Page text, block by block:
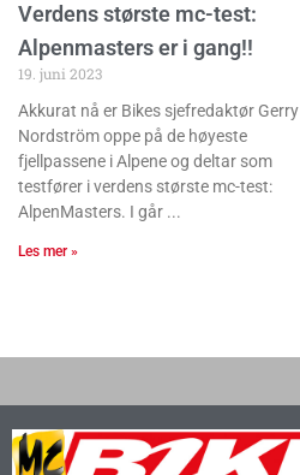
Verdens største mc-test:
Alpenmasters er i gang!!
19. juni 2023
Akkurat nå er Bikes sjefredaktør Gerry
Nordström oppe på de høyeste
fjellpassene i Alpene og deltar som
testfører i verdens største mc-test:
AlpenMasters. I går
Les mer »